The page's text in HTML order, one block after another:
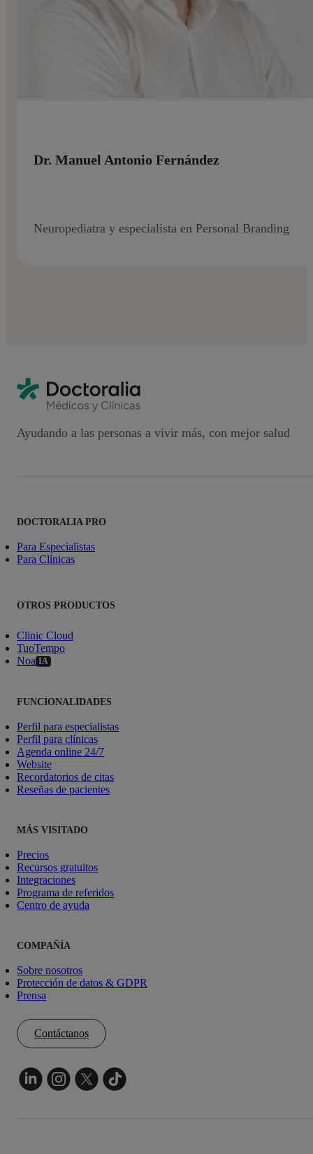
Dr. Manuel Antonio Fernández
Neuropediatra y especialista en Personal Branding
Ayudando a las personas a vivir más, con mejor salud
DOCTORALIA PRO
Para Especialistas
Para Clínicas
OTROS PRODUCTOS
Clinic Cloud
TuoTempo
Noa IA
FUNCIONALIDADES
Perfil para especialistas
Perfil para clínicas
Agenda online 24/7
Website
Recordatorios de citas
Reseñas de pacientes
MÁS VISITADO
Precios
Recursos gratuitos
Integraciones
Programa de referidos
Centro de ayuda
COMPAÑÍA
Sobre nosotros
Protección de datos & GDPR
Prensa
Contáctanos